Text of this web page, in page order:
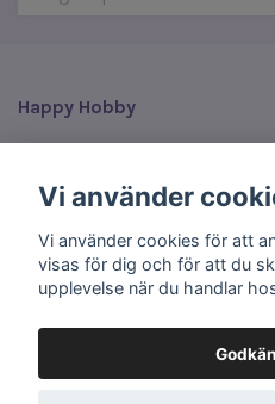
Happy Hobby
Sociala medier
Vi använder
Vi använder cookies för att
visas för dig och för att du
upplevelse när du handlar